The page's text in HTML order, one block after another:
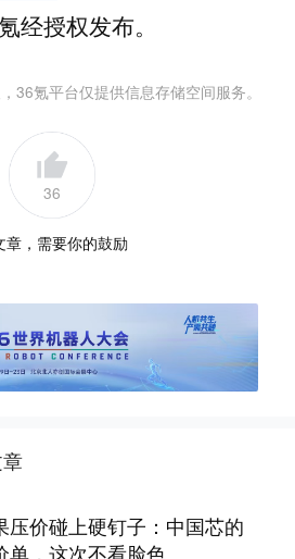
经授权发布。
36氪平台仅提供信息存储空间服务。
36
章，需要你的鼓励
压价碰上硬钉子：中国芯的
单，这次不看脸色